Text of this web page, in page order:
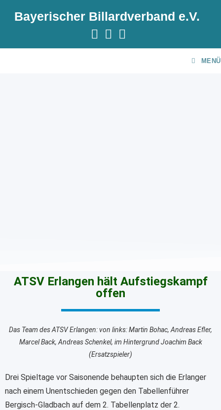
Bayerischer Billardverband e.V.
MENÜ
ATSV Erlangen hält Aufstiegskampf
offen
Das Team des ATSV Erlangen: von links: Martin Bohac, Andreas Efler,
Marcel Back, Andreas Schenkel, im Hintergrund Joachim Back
(Ersatzspieler)
Drei Spieltage vor Saisonende behaupten sich die Erlanger
nach einem Unentschieden gegen den Tabellenführer
Bergisch-Gladbach auf dem 2. Tabellenplatz der 2.